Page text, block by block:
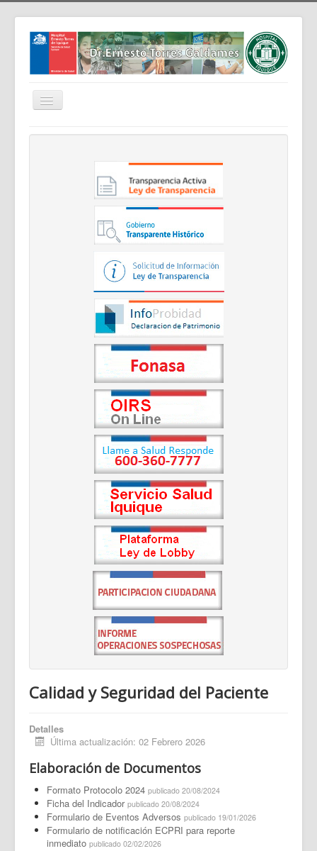
Cambiar
navegación
Home
Trabaja Con Nosotros
Gestión de Personas
Documentos Destacados
Calidad y Seguridad del Paciente
Detalles
Última actualización: 02 Febrero 2026
Elaboración de Documentos
Formato Protocolo 2024 publicado 20/08/2024
Ficha del Indicador publicado 20/08/2024
Formulario de Eventos Adversos publicado 19/01/2026
Formulario de notificación ECPRI para reporte
inmediato publicado 02/02/2026